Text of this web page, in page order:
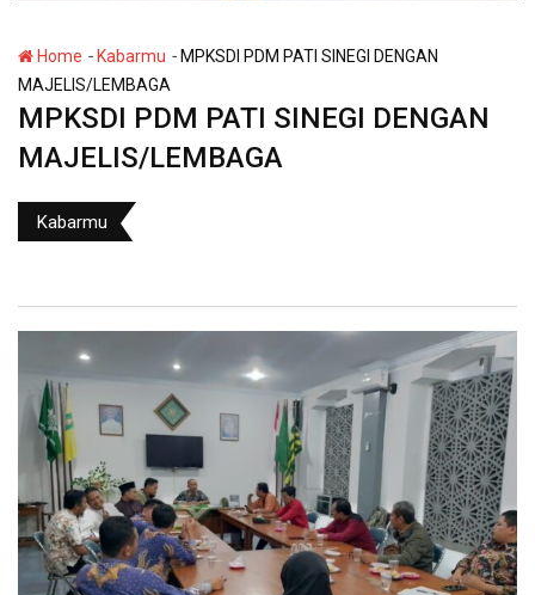
Home - Kabarmu - MPKSDI PDM PATI SINEGI DENGAN
MAJELIS/LEMBAGA
MPKSDI PDM PATI SINEGI DENGAN
MAJELIS/LEMBAGA
Kabarmu